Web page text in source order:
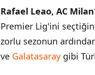
Rafael Leao, AC
Premier Lig'ini
zorlu sezonun
ve Galatasaray gibi